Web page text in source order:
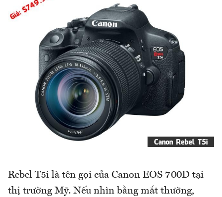
Rebel T5i là tên gọi của Canon EOS 700D tại
thị trường Mỹ. Nếu nhìn bằng mắt thường,